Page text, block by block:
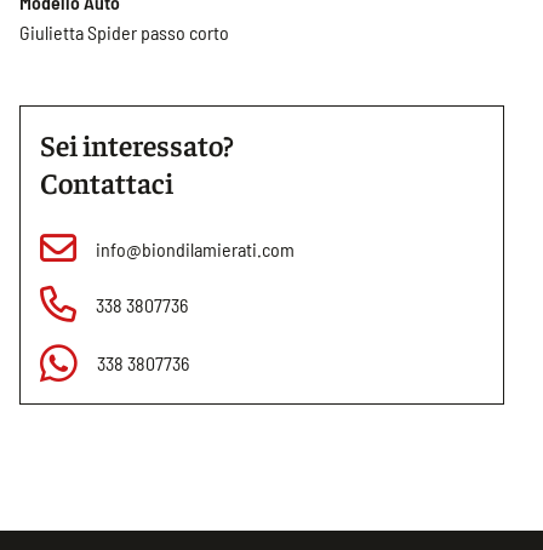
Giulietta Spider passo corto
Sei interessato?
Contattaci
info@biondilamierati.com
338 3807736
338 3807736